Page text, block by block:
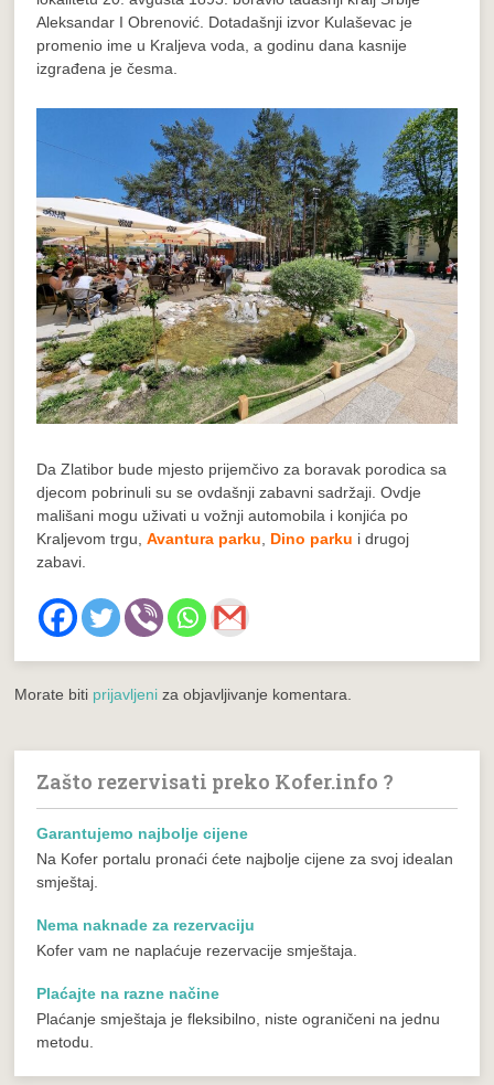
Aleksandar I Obrenović. Dotadašnji izvor Kulaševac je
promenio ime u Kraljeva voda, a godinu dana kasnije
izgrađena je česma.
Da Zlatibor bude mjesto prijemčivo za boravak porodica sa
djecom pobrinuli su se ovdašnji zabavni sadržaji. Ovdje
mališani mogu uživati u vožnji automobila i konjića po
Kraljevom trgu,Avantura parku Dino parku i drugoj
zabavi.
Morate biti prijavljeni za objavljivanje komentara.
Zašto rezervisati preko Kofer.info ?
Garantujemo najbolje cijene
Na Kofer portalu pronaći ćete najbolje cijene za svoj idealan
smještaj.
Nema naknade za rezervaciju
Kofer vam ne naplaćuje rezervacije smještaja.
Plaćajte na razne načine
Plaćanje smještaja je fleksibilno, niste ograničeni na jednu
metodu.